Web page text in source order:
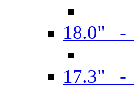
18.0" -
17.3" -